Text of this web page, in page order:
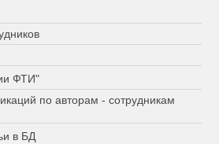
ФТИ"
по авторам - сотрудникам
в БД